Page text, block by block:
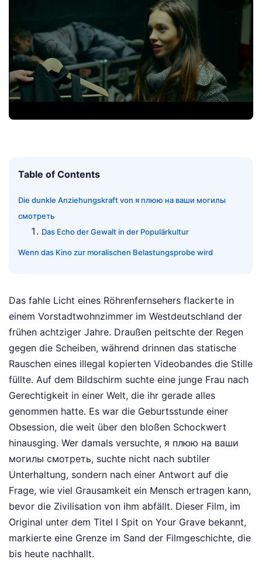
Table of Contents
Die dunkle Anziehungskraft von я плюю на ваши могилы
смотреть
Das Echo der Gewalt in der Populärkultur
Wenn das Kino zur moralischen Belastungsprobe wird
Das fahle Licht eines Röhrenfernsehers flackerte in
einem Vorstadtwohnzimmer im Westdeutschland der
frühen achtziger Jahre. Draußen peitschte der Regen
gegen die Scheiben, während drinnen das statische
Rauschen eines illegal kopierten Videobandes die Stille
füllte. Auf dem Bildschirm suchte eine junge Frau nach
Gerechtigkeit in einer Welt, die ihr gerade alles
genommen hatte. Es war die Geburtsstunde einer
Obsession, die weit über den bloßen Schockwert
hinausging. Wer damals versuchte, я плюю на ваши
могилы смотреть, suchte nicht nach subtiler
Unterhaltung, sondern nach einer Antwort auf die
Frage, wie viel Grausamkeit ein Mensch ertragen kann,
bevor die Zivilisation von ihm abfällt. Dieser Film, im
Original unter dem Titel I Spit on Your Grave bekannt,
markierte eine Grenze im Sand der Filmgeschichte, die
bis heute nachhallt.